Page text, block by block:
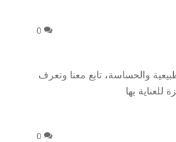
0
والحساسة، تابع معنا وتعرف
بها
0